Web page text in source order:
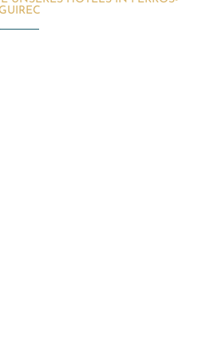
GUIREC